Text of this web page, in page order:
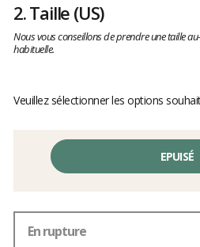
2.Taille (US)
Nous vous conseillons de prendre une taille
habituelle.
Veuillez sélectionner les options
EPUISÉ
En rupture